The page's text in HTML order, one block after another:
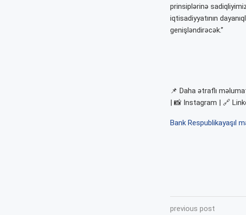
prinsiplərinə
iqtisadiyyatının
genişləndirəcək.”
📌 Daha ətraflı
| 📸 Instagram | 🔗
Bank Respublikayaşıl
previous post